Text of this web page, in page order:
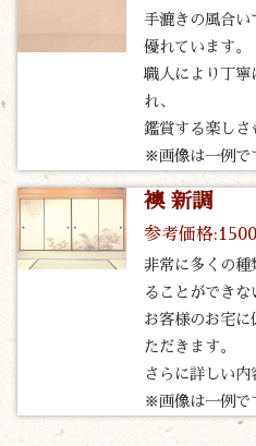
手漉きの風合い
優れています。
職人により丁寧
れ、
鑑賞する楽しさ
※画像は一例で
襖 新調
参考価格
非常に多くの種
ることができな
お客様のお宅に
ただきます。
さらに詳しい内
※画像は一例で